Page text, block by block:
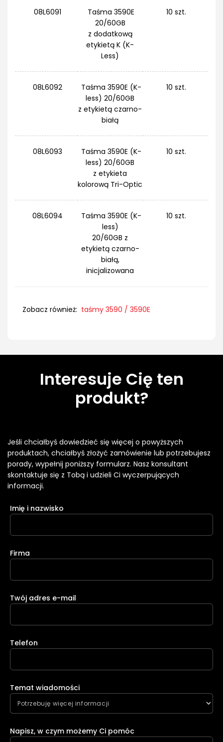
08L6091
Taśma 3590E
20/60GB
z dodatkową
etykietą K (K-
Less)
10 szt.
08L6092
Taśma 3590E (K-
less) 20/60GB
z etykietą czarno-
białą
10 szt.
08L6093
Taśma 3590E (K-
less) 20/60GB
z etykieta
kolorową Tri-Optic
10 szt.
08L6094
Taśma 3590E (K-
less)
20/60GB z
etykietą czarno-
białą,
inicjalizowana
10 szt.
Zobacz również: taśmy 3590 / 3590E
Interesuje Cię ten
produkt?
Jeśli chciałbyś dowiedzieć się więcej o powyższych
produktach, chciałbyś złożyć zamówienie lub potrzebujesz
porady, wypełnij poniższy formularz. Nasz konsultant
skontaktuje się z Tobą i udzieli Ci wyczerpujących
informacji.
Imię i nazwisko
Firma
Twój adres e-mail
Telefon
Temat wiadomości
Napisz, w czym możemy Ci pomóc